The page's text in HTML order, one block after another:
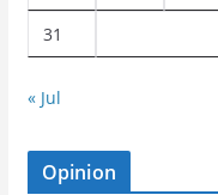
31
« Jul
Opinion